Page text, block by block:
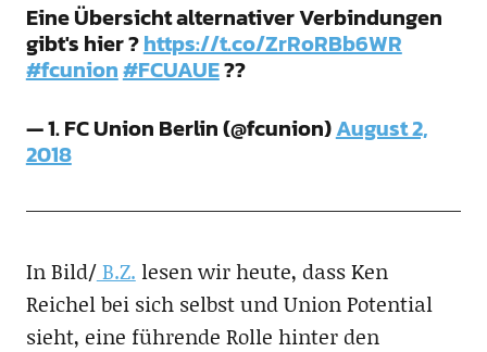
Eine Übersicht alternativer Verbindungen
gibt's hier ?https://t.co/ZrRoRBb6WR
#fcunion#FCUAUE??
— 1. FC Union Berlin (@fcunion)August 2,
2018
In Bild/B.Z. lesen wir heute, dass Ken
Reichel bei sich selbst und Union Potential
sieht, eine führende Rolle hinter den